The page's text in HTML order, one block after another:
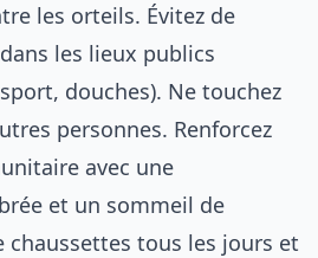
les orteils. Évitez de
les lieux publics
douches). Ne touchez
personnes. Renforcez
avec une
et un sommeil de
chaussettes tous les jours et